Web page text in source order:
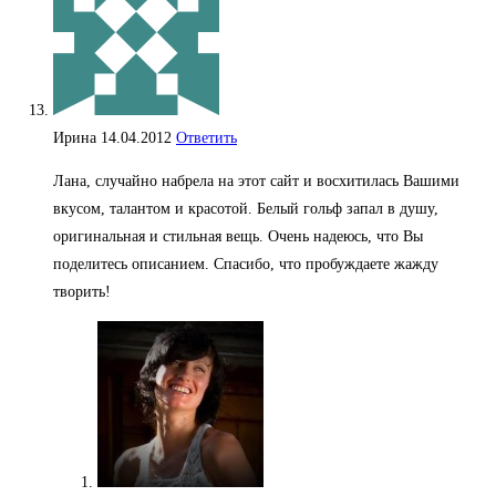
Ирина 14.04.2012 Ответить
Лана, случайно набрела на этот сайт и восхитилась Вашими
вкусом, талантом и красотой. Белый гольф запал в душу,
оригинальная и стильная вещь. Очень надеюсь, что Вы
поделитесь описанием. Спасибо, что пробуждаете жажду
творить!